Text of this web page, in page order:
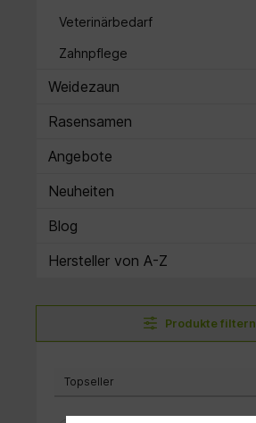
Veterinärbedarf
Zahnpflege
Weidezaun
Rasensamen
Angebote
Neuheiten
Blog
Hersteller von A-Z
Produkte filtern